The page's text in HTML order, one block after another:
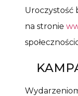
Uroczystość
na stronie